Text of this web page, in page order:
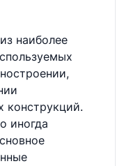
наиболее
конструкций.
иногда